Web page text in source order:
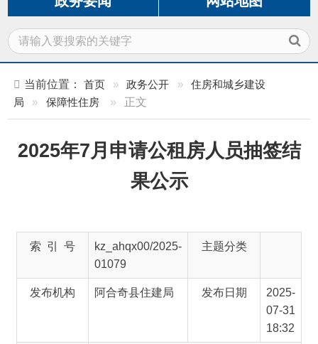
局
» 保障性住房 » 正文
2025年7月申请公租房人员抽签结
果公示
kz_ahqx00/2025-
主题分类
发布机构 阿合奇县住建局 发布日期
2025-
07-31
名 称
2025年7月申请公租房人员抽签结果公